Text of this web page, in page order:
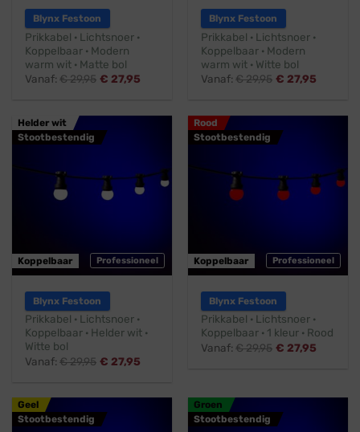
Blynx Festoon
Prikkabel · Lichtsnoer ·
Koppelbaar · Modern
warm wit · Matte bol
Vanaf:€29,95 € 27,95
Blynx Festoon
Prikkabel · Lichtsnoer ·
Koppelbaar · Modern
warm wit · Witte bol
Vanaf:€29,95 € 27,95
Helder wit
Stootbestendig
Professioneel
Koppelbaar
Blynx Festoon
Prikkabel · Lichtsnoer ·
Koppelbaar · Helder wit ·
Witte bol
Vanaf:€29,95 € 27,95
Rood
Stootbestendig
Professioneel
Koppelbaar
Blynx Festoon
Prikkabel · Lichtsnoer ·
Koppelbaar · 1 kleur · Rood
Vanaf:€29,95 € 27,95
Geel
Stootbestendig
Groen
Stootbestendig